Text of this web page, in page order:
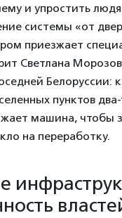
и упростить
системы «от
приезжает
Светлана
Белоруссии:
пунктов
машина, чтобы
на переработку.